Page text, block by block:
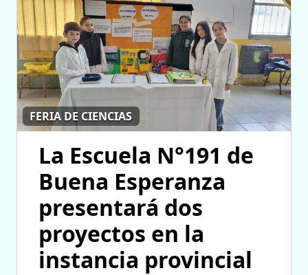
FERIA DE CIENCIAS
La Escuela N°191 de
Buena Esperanza
presentará dos
proyectos en la
instancia provincial